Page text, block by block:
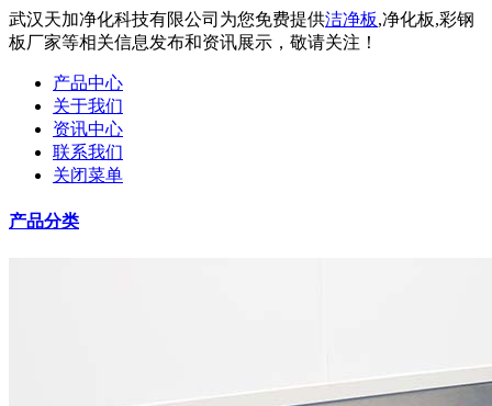
武汉天加净化科技有限公司为您免费提供洁净板,净化板,彩钢
板厂家等相关信息发布和资讯展示，敬请关注！
产品中心
关于我们
资讯中心
联系我们
关闭菜单
产品分类